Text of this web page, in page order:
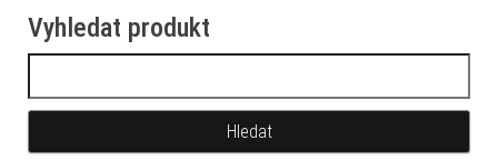
Vyhledat produkt